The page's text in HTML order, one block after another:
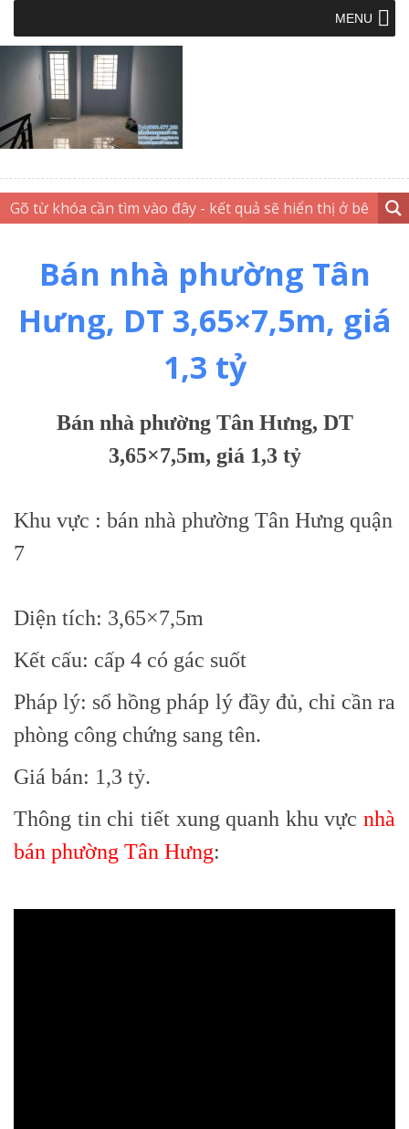
MENU
Bán nhà phường Tân
Hưng, DT 3,65×7,5m, giá
1,3 tỷ
Bán nhà phường Tân Hưng, DT
3,65×7,5m, giá 1,3 tỷ
Khu vực : bán nhà phường Tân Hưng quận
7
Diện tích: 3,65×7,5m
Kết cấu: cấp 4 có gác suốt
Pháp lý: sổ hồng pháp lý đầy đủ, chỉ cần ra
phòng công chứng sang tên.
Giá bán: 1,3 tỷ.
Thông tin chi tiết xung quanh khu vực nhà
bán phường Tân Hưng: